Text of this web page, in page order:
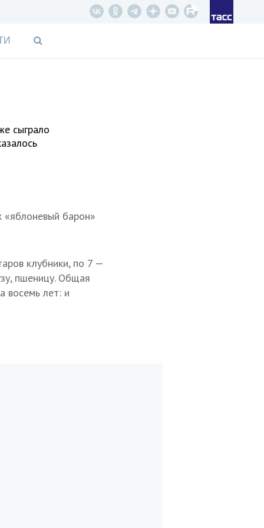
сыграло
«яблоневый барон»
клубники, по 7 —
пшеницу. Общая
восемь лет: и